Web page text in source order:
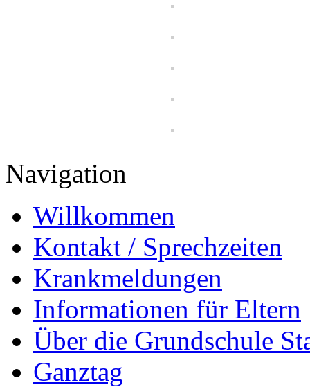
Navigation
Willkommen
Kontakt / Sprechzeiten
Krankmeldungen
Informationen für Eltern
Über die Grundschule
Ganztag